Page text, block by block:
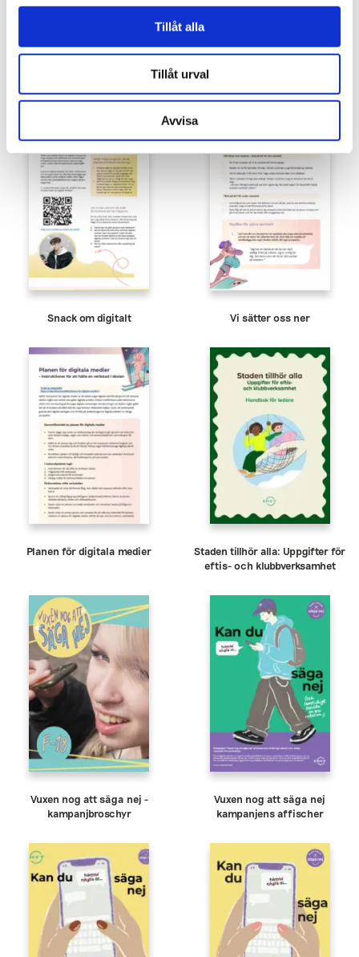
Tillåt alla
Tillåt urval
Avvisa
Förbudsskyltar mot användning av
Förbudsklistermärken mot
Snack om digitalt Vi sätter oss ner
Planen för digitala medier
Staden tillhör alla: Uppgifter för
eftis- och klubbverksamhet
Vuxen nog att säga nej -
kampanjbroschyr
Vuxen nog att säga nej
kampanjens affischer